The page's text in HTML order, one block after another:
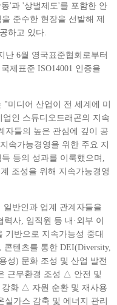
'과 '상벌제도'를 포함한 안
준수한 현장을 선발해 제
하고 있다.
난 6월 영국표준협회로부터
제표준 ISO14001 인증을
"미디어 산업이 전 세계에 미
인 스튜디오드래곤의 지속
자들의 높은 관심에 깊이 공
속가능경영을 위한 주요 지
등의 성과를 이룩했으며,
조성을 위해 지속가능경영
일반인과 업계 관계자들을
사, 임직원 등 내·외부 이
기반으로 지속가능성 중대
텐츠를 통한 DEI(Diversity,
성) 문화 조성 및 산업 발전
근무환경 조성 △ 안전 및
화 △ 자원 순환 및 재사용
가스 감축 및 에너지 관리